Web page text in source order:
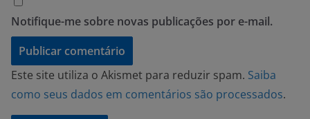
Notifique-me sobre novas publicações por e-mail.
Este site utiliza o Akismet para reduzir spam. Saiba
como seus dados em comentários são processados.